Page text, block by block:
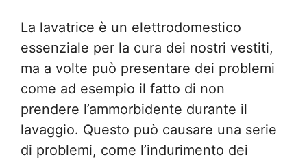
La lavatrice è un elettrodomestico
essenziale per la cura dei nostri vestiti,
ma a volte può presentare dei problemi
come ad esempio il fatto di non
prendere l’ammorbidente durante il
lavaggio. Questo può causare una serie
di problemi, come l’indurimento dei